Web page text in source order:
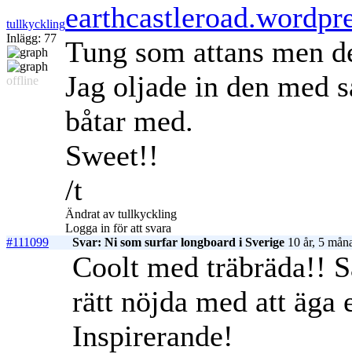
tullkyckling
Inlägg: 77
offline
Tung som attans men
Jag oljade in den med
båtar med.
Sweet!!
/t
Ändrat av tullkyckling
Logga in för att svara
#111099
Svar: Ni som surfar longboard i Sverige 10 år, 5
Coolt med träbräda!!
rätt nöjda med att äga
Inspirerande!